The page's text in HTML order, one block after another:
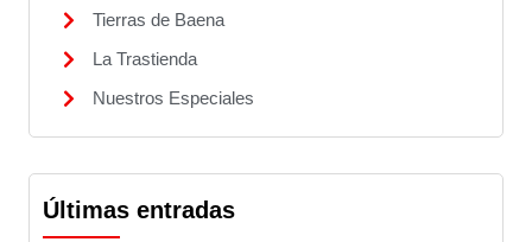
Tierras de Baena
La Trastienda
Nuestros Especiales
Últimas entradas